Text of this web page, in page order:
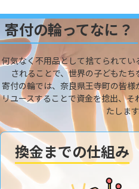
寄付の輪ってなに？
何気なく不用品として捨てられて
されることで、世界の子どもたち
寄付の輪では、奈良県王寺町の皆
リユースすることで資金を捻出、
たします
換金までの仕組み